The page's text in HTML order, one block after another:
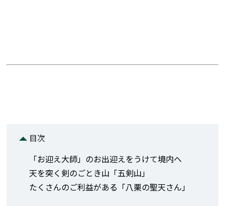
目次
「お迎え大師」のお出迎えをうけて境内へ
天を突く剣のごとき山「五剣山」
たくさんのご利益がある「八栗の聖天さん」